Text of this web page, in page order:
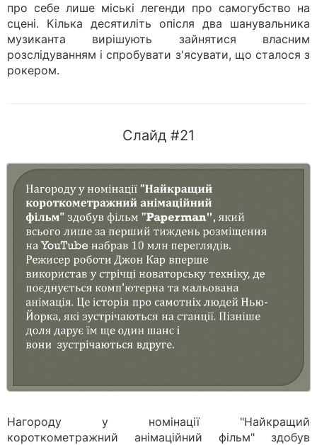
про себе лише міські легенди про самогубство на
сцені. Кілька десятиліть опісля два шанувальника
музиканта вирішують зайнятися власним
розслідуванням і спробувати з'ясувати, що сталося з
рокером.
Слайд #21
Нагороду у номінації "Найкращий
короткометражний анімаційний фільм" здобув